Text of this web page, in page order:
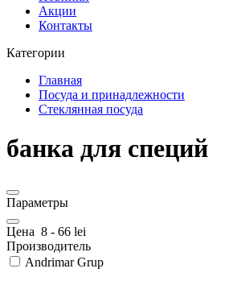
Акции
Контакты
Категории
Главная
Посуда и принадлежности
Стеклянная посуда
банка для специй
Параметры
Цена 8 - 66 lei
Производитель
Andrimar Grup